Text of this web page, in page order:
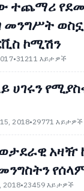
ተጨማሪ
ኮሚሽን
•31211 እይታዎች
ሀገሩን
2018•29771 እይታዎች
አዛዥ
•23459 እይታዎች